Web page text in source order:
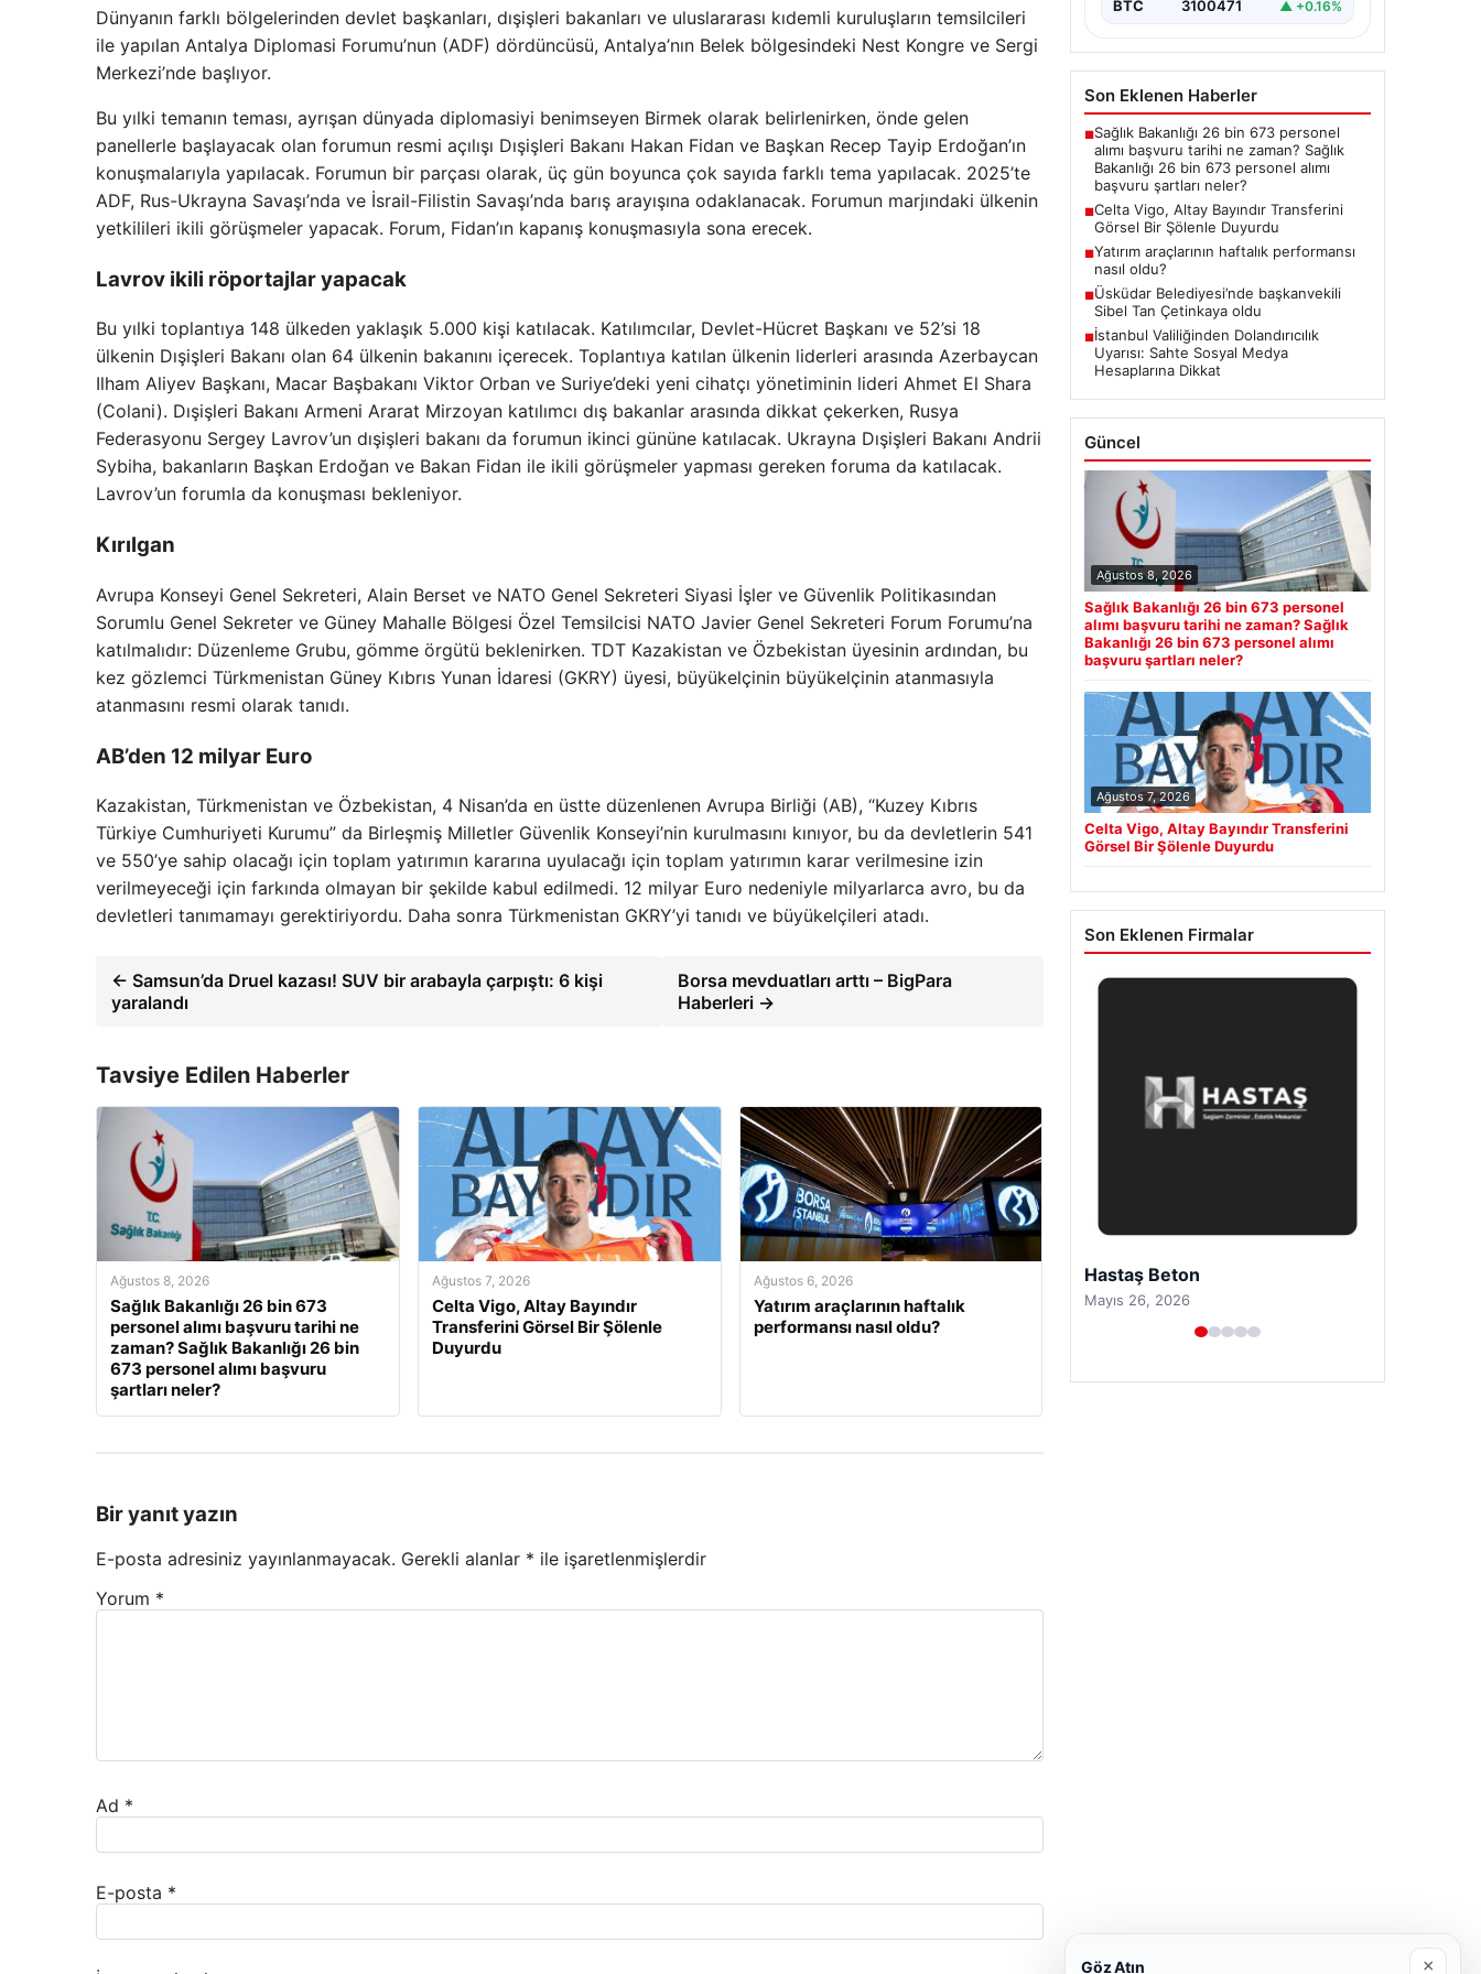
Dünyanın farklı bölgelerinden devlet başkanları, dışişleri bakanları ve uluslararası kıdemli kuruluşların temsilcileri
ile yapılan Antalya Diplomasi Forumu’nun (ADF) dördüncüsü, Antalya’nın Belek bölgesindeki Nest Kongre ve Sergi
Merkezi’nde başlıyor.
Bu yılki temanın teması, ayrışan dünyada diplomasiyi benimseyen Birmek olarak belirlenirken, önde gelen
panellerle başlayacak olan forumun resmi açılışı Dışişleri Bakanı Hakan Fidan ve Başkan Recep Tayip Erdoğan’ın
konuşmalarıyla yapılacak. Forumun bir parçası olarak, üç gün boyunca çok sayıda farklı tema yapılacak. 2025’te
ADF, Rus-Ukrayna Savaşı’nda ve İsrail-Filistin Savaşı’nda barış arayışına odaklanacak. Forumun marjındaki ülkenin
yetkilileri ikili görüşmeler yapacak. Forum, Fidan’ın kapanış konuşmasıyla sona erecek.
Lavrov ikili röportajlar yapacak
Bu yılki toplantıya 148 ülkeden yaklaşık 5.000 kişi katılacak. Katılımcılar, Devlet-Hücret Başkanı ve 52’si 18
ülkenin Dışişleri Bakanı olan 64 ülkenin bakanını içerecek. Toplantıya katılan ülkenin liderleri arasında Azerbaycan
Ilham Aliyev Başkanı, Macar Başbakanı Viktor Orban ve Suriye’deki yeni cihatçı yönetiminin lideri Ahmet El Shara
(Colani). Dışişleri Bakanı Armeni Ararat Mirzoyan katılımcı dış bakanlar arasında dikkat çekerken, Rusya
Federasyonu Sergey Lavrov’un dışişleri bakanı da forumun ikinci gününe katılacak. Ukrayna Dışişleri Bakanı Andrii
Sybiha, bakanların Başkan Erdoğan ve Bakan Fidan ile ikili görüşmeler yapması gereken foruma da katılacak.
Lavrov’un forumla da konuşması bekleniyor.
Kırılgan
Avrupa Konseyi Genel Sekreteri, Alain Berset ve NATO Genel Sekreteri Siyasi İşler ve Güvenlik Politikasından
Sorumlu Genel Sekreter ve Güney Mahalle Bölgesi Özel Temsilcisi NATO Javier Genel Sekreteri Forum Forumu’na
katılmalıdır: Düzenleme Grubu, gömme örgütü beklenirken. TDT Kazakistan ve Özbekistan üyesinin ardından, bu
kez gözlemci Türkmenistan Güney Kıbrıs Yunan İdaresi (GKRY) üyesi, büyükelçinin büyükelçinin atanmasıyla
atanmasını resmi olarak tanıdı.
AB’den 12 milyar Euro
Kazakistan, Türkmenistan ve Özbekistan, 4 Nisan’da en üstte düzenlenen Avrupa Birliği (AB), “Kuzey Kıbrıs
Türkiye Cumhuriyeti Kurumu” da Birleşmiş Milletler Güvenlik Konseyi’nin kurulmasını kınıyor, bu da devletlerin 541
ve 550’ye sahip olacağı için toplam yatırımın kararına uyulacağı için toplam yatırımın karar verilmesine izin
verilmeyeceği için farkında olmayan bir şekilde kabul edilmedi. 12 milyar Euro nedeniyle milyarlarca avro, bu da
devletleri tanımamayı gerektiriyordu. Daha sonra Türkmenistan GKRY’yi tanıdı ve büyükelçileri atadı.
← Samsun’da Druel kazası! SUV bir arabayla çarpıştı: 6 kişi
yaralandı
Borsa mevduatları arttı – BigPara
Haberleri →
Tavsiye Edilen Haberler
Ağustos 8, 2026
Sağlık Bakanlığı 26 bin 673
personel alımı başvuru tarihi ne
zaman? Sağlık Bakanlığı 26 bin
673 personel alımı başvuru
şartları neler?
Ağustos 7, 2026
Celta Vigo, Altay Bayındır
Transferini Görsel Bir Şölenle
Duyurdu
Ağustos 6, 2026
Yatırım araçlarının haftalık
performansı nasıl oldu?
Bir yanıt yazın
E-posta adresiniz yayınlanmayacak. Gerekli alanlar * ile işaretlenmişlerdir
Yorum *
Ad *
E-posta *
BTC 3100471 ▲ +0.16%
Son Eklenen Haberler
■Sağlık Bakanlığı 26 bin 673 personel
alımı başvuru tarihi ne zaman? Sağlık
Bakanlığı 26 bin 673 personel alımı
başvuru şartları neler?
■Celta Vigo, Altay Bayındır Transferini
Görsel Bir Şölenle Duyurdu
■Yatırım araçlarının haftalık performansı
nasıl oldu?
■Üsküdar Belediyesi’nde başkanvekili
Sibel Tan Çetinkaya oldu
■İstanbul Valiliğinden Dolandırıcılık
Uyarısı: Sahte Sosyal Medya
Hesaplarına Dikkat
Güncel
Ağustos 8, 2026
Sağlık Bakanlığı 26 bin 673 personel
alımı başvuru tarihi ne zaman? Sağlık
Bakanlığı 26 bin 673 personel alımı
başvuru şartları neler?
Ağustos 7, 2026
Celta Vigo, Altay Bayındır Transferini
Görsel Bir Şölenle Duyurdu
Son Eklenen Firmalar
Enes Kaplan Avukatlık Bürosu
Nisan 28, 2026
Göz Atın ×